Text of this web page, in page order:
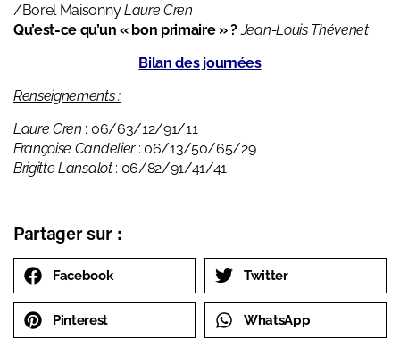
/Borel MaisonnyLaure Cren
Qu’est-ce qu’un « bon primaire » ? Jean-Louis Thévenet
Bilan des journées
Renseignements :
Laure Cren : 06/63/12/91/11
Françoise Candelier: 06/13/50/65/29
Brigitte Lansalot: 06/82/91/41/41
Partager sur :
Facebook Twitter
Pinterest WhatsApp